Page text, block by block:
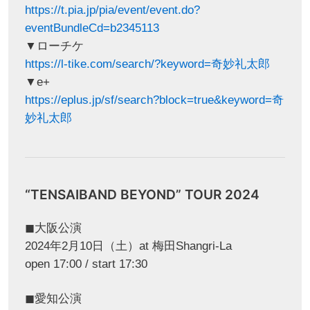
https://t.pia.jp/pia/event/event.do?
eventBundleCd=b2345113
▼ローチケ
https://l-tike.com/search/?keyword=奇妙礼太郎
▼e+
https://eplus.jp/sf/search?block=true&keyword=奇
妙礼太郎
“TENSAIBAND BEYOND” TOUR 2024
◼︎大阪公演
2024年2月10日（土）at 梅田Shangri-La
open 17:00 / start 17:30
◼︎愛知公演